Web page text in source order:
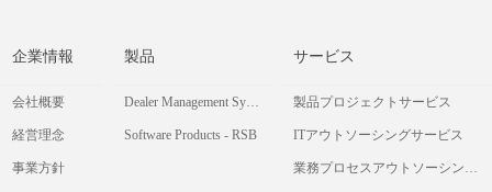
会社概要
経営理念
事業方針
企業情報
Dealer Management System
Software Products - RSB
製品
製品プロジェクトサービス
ITアウトソーシングサービス
業務プロセスアウトソーシングサービス
サービス